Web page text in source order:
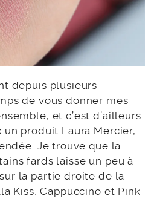
depuis plusieurs
de vous donner mes
et c’est d’ailleurs
produit Laura Mercier,
Je trouve que la
fards laisse un peu à
la partie droite de la
Kiss, Cappuccino et Pink